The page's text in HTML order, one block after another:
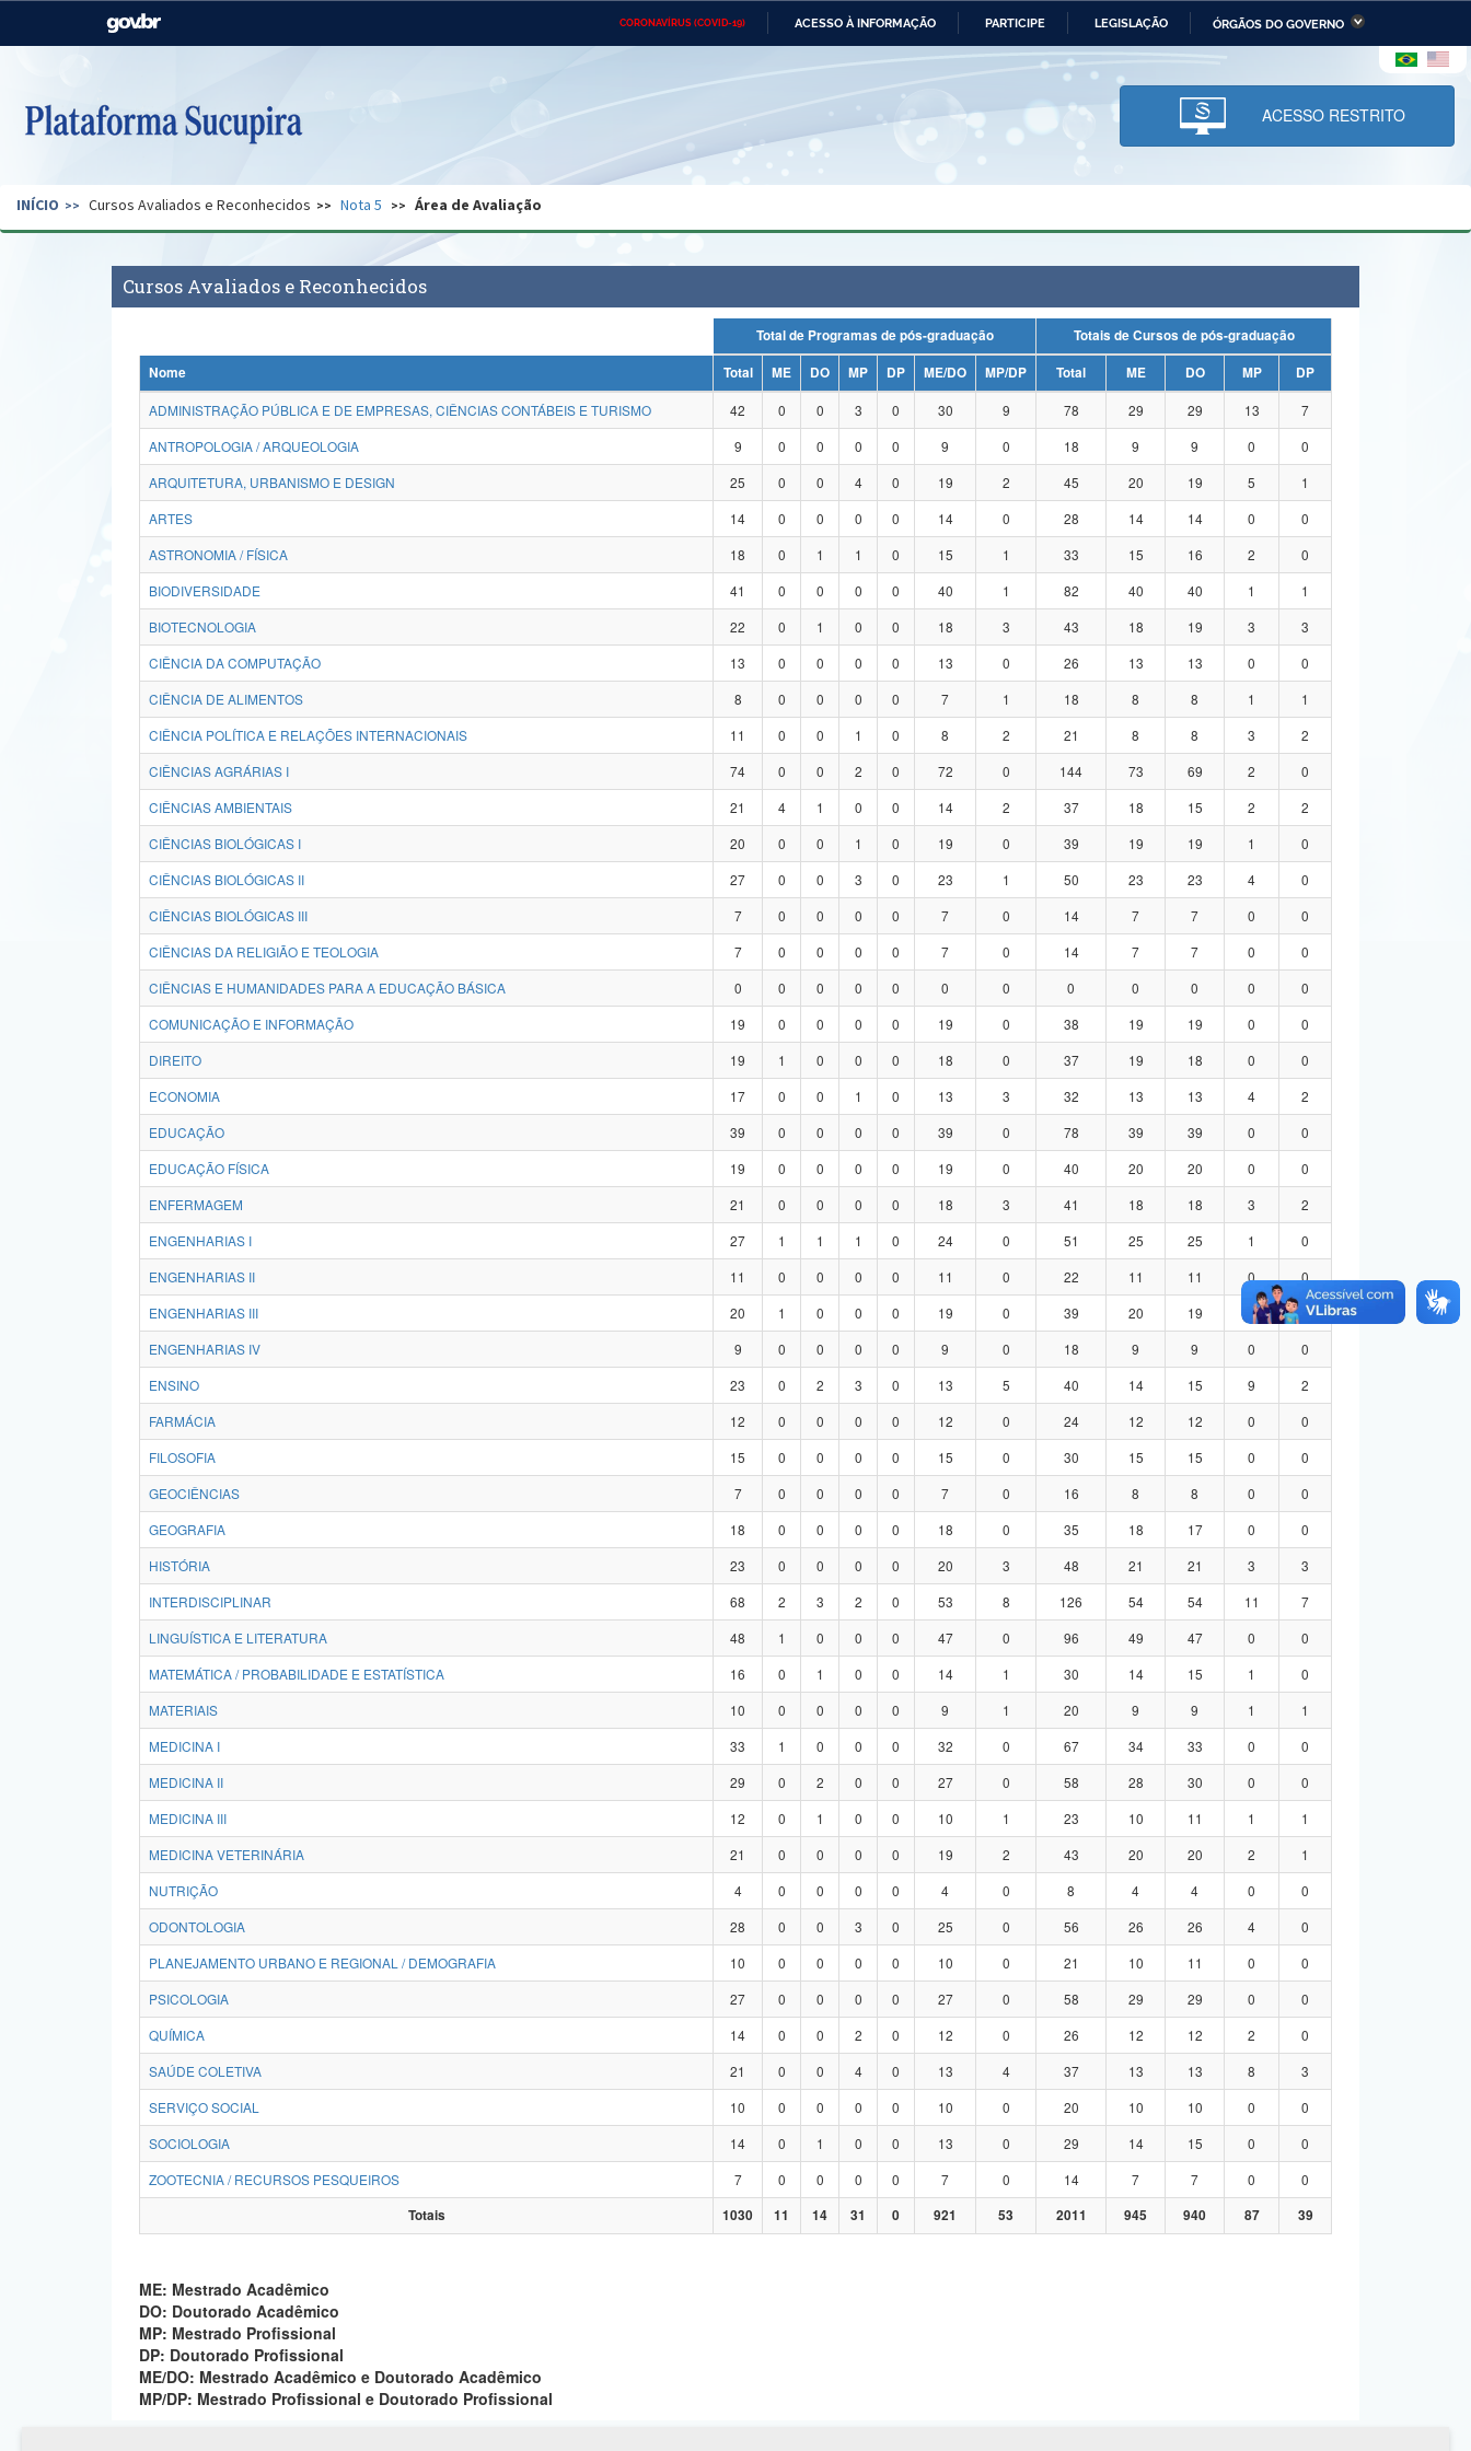
CORONAVÍRUS (COVID-19) ACESSO À INFORMAÇÃO PARTICIPE LEGISLAÇÃO ÓRGÃOS DO GOVERNO
Casa Civil Ministério das Relações Ministério da Economia Ministério da Infraestrutura
Pecuária e Abastecimento
Ministério da Ciência,
Tecnologia, Inovações e
Comunicações
Ministério do Desenvolvimento
Regional e dos Direitos Humanos
Secretaria de Governo Gabinete de Segurança Advocacia-Geral da União Banco Central do Brasil Planalto
ACESSO RESTRITO
INÍCIO Cursos Avaliados e Reconhecidos Nota 5 Área de Avaliação
Cursos Avaliados e Reconhecidos
Total de Programas de pós-graduação
Totais de Cursos de pós-graduação
Nome
Total ME DO MP DP ME/DO MP/DP Total ME DO MP
DP
ADMINISTRAÇÃO PÚBLICA E DE EMPRESAS, CIÊNCIAS CONTÁBEIS E TURISMO
42 0 0 3 0 30 9 78 29 29 13
7
ANTROPOLOGIA / ARQUEOLOGIA
9 0 0 0 0 9 0 18 9 9 0
0
ARQUITETURA, URBANISMO E DESIGN
25 0 0 4 0 19 2 45 20 19 5
1
ARTES
14 0 0 0 0 14 0 28 14 14 0
0
ASTRONOMIA / FÍSICA
18 0 1 1 0 15 1 33 15 16 2
0
BIODIVERSIDADE
41 0 0 0 0 40 1 82 40 40 1
1
BIOTECNOLOGIA
22 0 1 0 0 18 3 43 18 19 3
3
CIÊNCIA DA COMPUTAÇÃO
13 0 0 0 0 13 0 26 13 13 0
0
CIÊNCIA DE ALIMENTOS
8 0 0 0 0 7 1 18 8 8 1
1
CIÊNCIA POLÍTICA E RELAÇÕES INTERNACIONAIS
11 0 0 1 0 8 2 21 8 8 3
2
CIÊNCIAS AGRÁRIAS I
74 0 0 2 0 72 0 144 73 69 2
0
CIÊNCIAS AMBIENTAIS
21 4 1 0 0 14 2 37 18 15 2
2
CIÊNCIAS BIOLÓGICAS I
20 0 0 1 0 19 0 39 19 19 1
0
CIÊNCIAS BIOLÓGICAS II
27 0 0 3 0 23 1 50 23 23 4
0
CIÊNCIAS BIOLÓGICAS III
7 0 0 0 0 7 0 14 7 7 0
0
CIÊNCIAS DA RELIGIÃO E TEOLOGIA
7 0 0 0 0 7 0 14 7 7 0
0
CIÊNCIAS E HUMANIDADES PARA A EDUCAÇÃO BÁSICA
0 0 0 0 0 0 0 0 0 0 0
0
COMUNICAÇÃO E INFORMAÇÃO
19 0 0 0 0 19 0 38 19 19 0
0
DIREITO
19 1 0 0 0 18 0 37 19 18 0
0
ECONOMIA
17 0 0 1 0 13 3 32 13 13 4
2
EDUCAÇÃO
39 0 0 0 0 39 0 78 39 39 0
0
EDUCAÇÃO FÍSICA
19 0 0 0 0 19 0 40 20 20 0
0
ENFERMAGEM
21 0 0 0 0 18 3 41 18 18 3
2
ENGENHARIAS I
27 1 1 1 0 24 0 51 25 25 1
0
ENGENHARIAS II
11 0 0 0 0 11 0 22 11 11 0
0
ENGENHARIAS III
20 1 0 0 0 19 0 39 20 19 0
0
ENGENHARIAS IV
9 0 0 0 0 9 0 18 9 9 0
0
ENSINO
23 0 2 3 0 13 5 40 14 15 9
2
FARMÁCIA
12 0 0 0 0 12 0 24 12 12 0
0
FILOSOFIA
15 0 0 0 0 15 0 30 15 15 0
0
GEOCIÊNCIAS
7 0 0 0 0 7 0 16 8 8 0
0
GEOGRAFIA
18 0 0 0 0 18 0 35 18 17 0
0
HISTÓRIA
23 0 0 0 0 20 3 48 21 21 3
3
INTERDISCIPLINAR
68 2 3 2 0 53 8 126 54 54 11
7
LINGUÍSTICA E LITERATURA
48 1 0 0 0 47 0 96 49 47 0
0
MATEMÁTICA / PROBABILIDADE E ESTATÍSTICA
16 0 1 0 0 14 1 30 14 15 1
0
MATERIAIS
10 0 0 0 0 9 1 20 9 9 1
1
MEDICINA I
33 1 0 0 0 32 0 67 34 33 0
0
MEDICINA II
29 0 2 0 0 27 0 58 28 30 0
0
MEDICINA III
12 0 1 0 0 10 1 23 10 11 1
1
MEDICINA VETERINÁRIA
21 0 0 0 0 19 2 43 20 20 2
1
NUTRIÇÃO
4 0 0 0 0 4 0 8 4 4 0
0
ODONTOLOGIA
28 0 0 3 0 25 0 56 26 26 4
0
PLANEJAMENTO URBANO E REGIONAL / DEMOGRAFIA
10 0 0 0 0 10 0 21 10 11 0
0
PSICOLOGIA
27 0 0 0 0 27 0 58 29 29 0
0
QUÍMICA
14 0 0 2 0 12 0 26 12 12 2
0
SAÚDE COLETIVA
21 0 0 4 0 13 4 37 13 13 8
3
SERVIÇO SOCIAL
10 0 0 0 0 10 0 20 10 10 0
0
SOCIOLOGIA
14 0 1 0 0 13 0 29 14 15 0
0
ZOOTECNIA / RECURSOS PESQUEIROS
7 0 0 0 0 7 0 14 7 7 0
0
Totais
1030 11 14 31 0 921 53 2011 945 940 87 39
ME: Mestrado Acadêmico
DO: Doutorado Acadêmico
MP: Mestrado Profissional
DP: Doutorado Profissional
ME/DO: Mestrado Acadêmico e Doutorado Acadêmico
MP/DP: Mestrado Profissional e Doutorado Profissional